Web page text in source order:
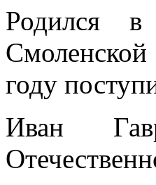
Родился
году
Иван